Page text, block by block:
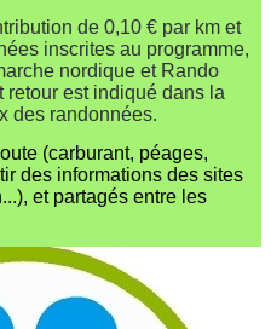
de 0,10 € par km et
inscrites au programme,
nordique et Rando
est indiqué dans la
des randonnées.
(carburant, péages,
des informations des sites
et partagés entre les